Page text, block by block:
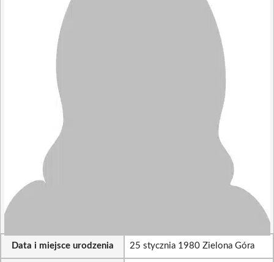
Data i miejsce urodzenia 25 stycznia 1980 Zielona Góra